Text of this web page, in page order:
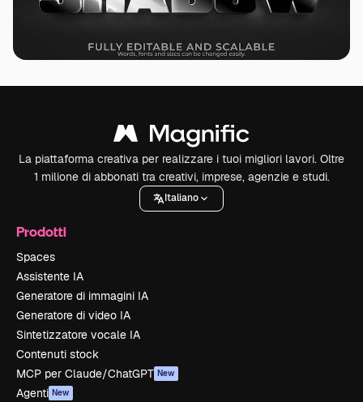
La piattaforma creativa per realizzare i tuoi migliori lavori. Oltre
1 milione di abbonati tra creativi, imprese, agenzie e studi.
Italiano
Prodotti
Spaces
Assistente IA
Generatore di immagini IA
Generatore di video IA
Sintetizzatore vocale IA
Contenuti stock
MCP per Claude/ChatGPT New
Agenti New